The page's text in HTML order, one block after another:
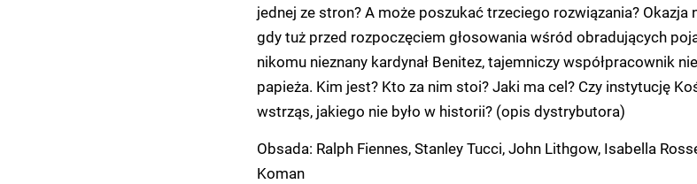
jednej ze stron? A może poszukać trzeciego rozwiązania? Okazja
gdy tuż przed rozpoczęciem głosowania wśród obradujących
nikomu nieznany kardynał Benitez, tajemniczy współpracownik
papieża. Kim jest? Kto za nim stoi? Jaki ma cel? Czy instytucję
wstrząs, jakiego nie było w historii? (opis dystrybutora)
Obsada: Ralph Fiennes, Stanley Tucci, John Lithgow, Isabella
Koman